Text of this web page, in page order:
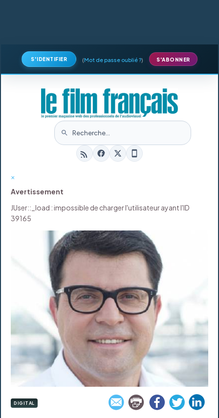
S'IDENTIFIER (Mot de passe oublié ?) S'ABONNER
×
Avertissement
JUser::_load : impossible de charger l'utilisateur ayant l'ID
39165
DIGITAL